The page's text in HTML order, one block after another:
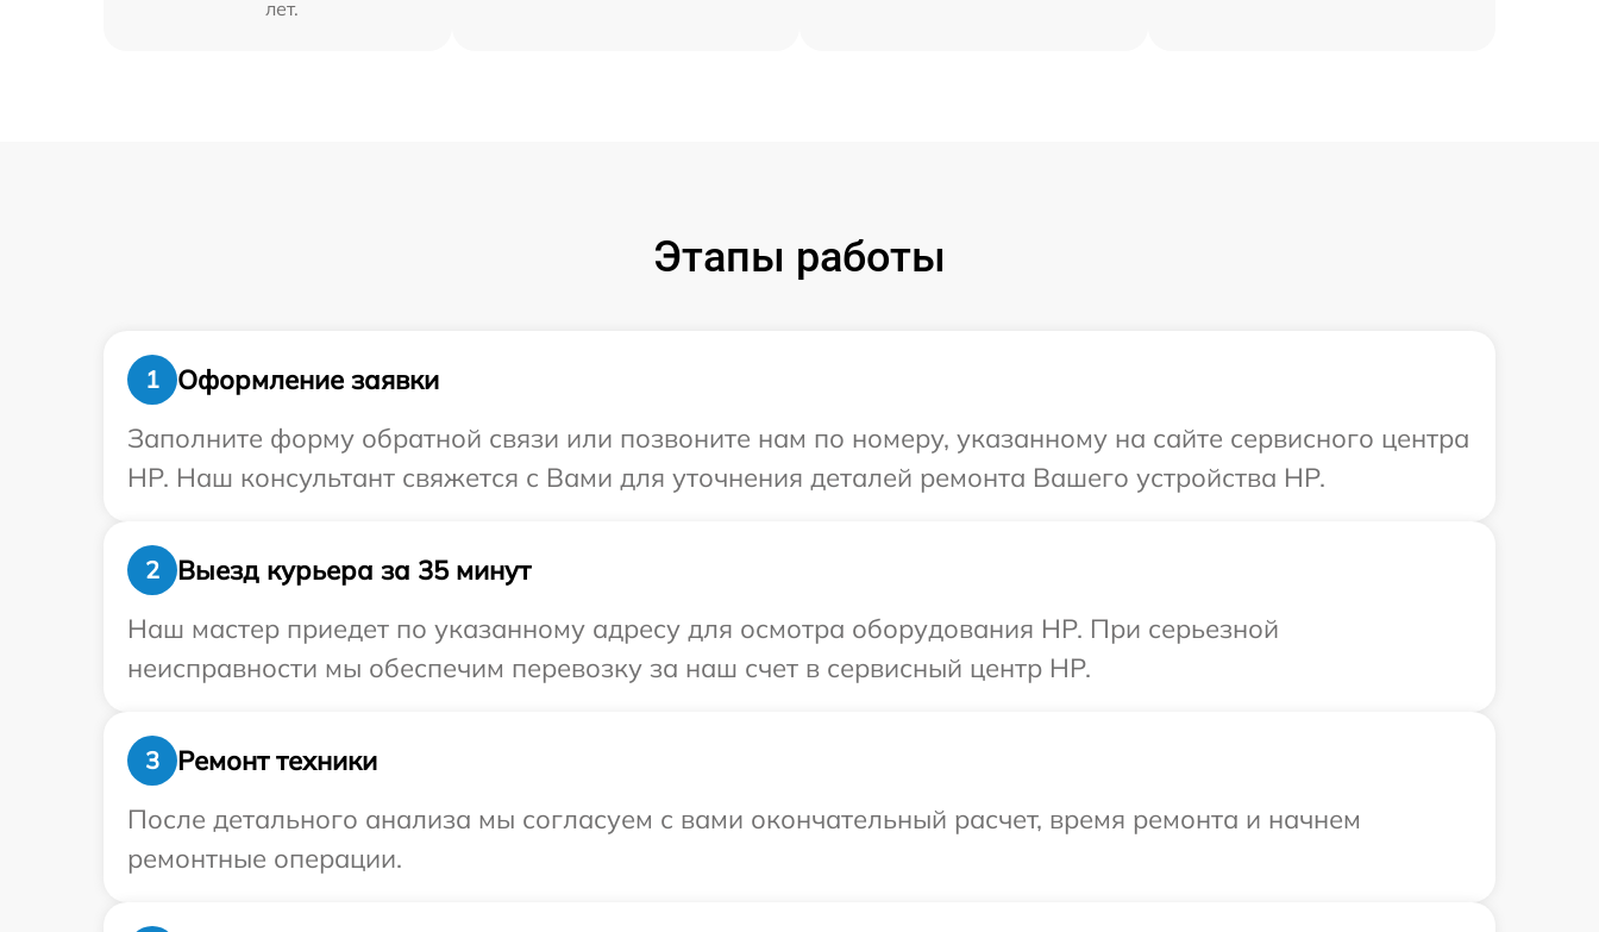
лет.
Этапы работы
1
Оформление заявки
Заполните форму обратной связи или позвоните нам по номеру, указанному на сайте сервисного центра
HP. Наш консультант свяжется с Вами для уточнения деталей ремонта Вашего устройства HP.
2
Выезд курьера за 35 минут
Наш мастер приедет по указанному адресу для осмотра оборудования HP. При серьезной
неисправности мы обеспечим перевозку за наш счет в сервисный центр HP.
3
Ремонт техники
После детального анализа мы согласуем с вами окончательный расчет, время ремонта и начнем
ремонтные операции.